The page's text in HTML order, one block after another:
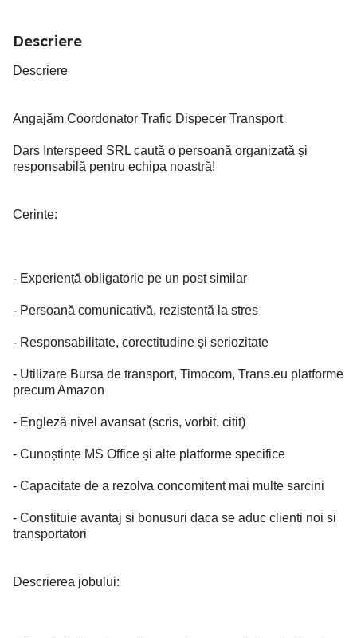
Descriere
Descriere
Angajăm Coordonator Trafic Dispecer Transport
Dars Interspeed SRL caută o persoană organizată și
responsabilă pentru echipa noastră!
Cerinte:
- Experiență obligatorie pe un post similar
- Persoană comunicativă, rezistentă la stres
- Responsabilitate, corectitudine și seriozitate
- Utilizare Bursa de transport, Timocom, Trans.eu platforme
precum Amazon
- Engleză nivel avansat (scris, vorbit, citit)
- Cunoștințe MS Office și alte platforme specifice
- Capacitate de a rezolva concomitent mai multe sarcini
- Constituie avantaj si bonusuri daca se aduc clienti noi si
transportatori
Descrierea jobului: